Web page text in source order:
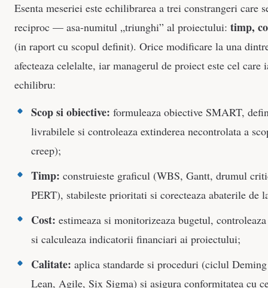
Esenta meseriei este echilibrarea a trei constrangeri care
reciproc — asa-numitul „triunghi” al proiectului: timp,
(in raport cu scopul definit). Orice modificare la una
afecteaza celelalte, iar managerul de proiect este cel care
echilibru:
Scop si obiective: formuleaza obiective SMART,
livrabilele si controleaza extinderea necontrolata a
creep);
Timp: construieste graficul (WBS, Gantt, drumul
PERT), stabileste prioritati si corecteaza abaterile de
Cost: estimeaza si monitorizeaza bugetul,
si calculeaza indicatorii financiari ai proiectului;
Calitate: aplica standarde si proceduri (ciclul
Lean, Agile, Six Sigma) si asigura conformitatea cu